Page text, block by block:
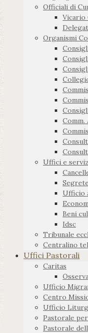
Officiali di
Vicario
Organismi
Uffici e
Ufficio
Beni
Idsc
Tribunale
Centralino
Uffici Pastorali
Caritas
Ufficio
Centro
Ufficio
Pastorale
Pastorale